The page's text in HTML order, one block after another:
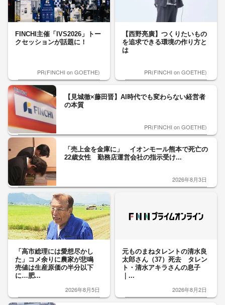
FINCHI主催「IVS2026」トー
クセッションが話題に！
PR(FINCHI on GOETHE)
【西野亮廣】つくりたいもの
を追求できる環境の作り方と
は
PR(FINCHI on GOETHE)
【見城徹×藤田晋】AI時代でも変わらない経営者
の本質
PR(FINCHI on GOETHE)
「売上金を金庫に」 イオンモール熊本で死亡の
22歳女性 勤務店運営会社の指示受け...
2026年8月3日
「高市総理には愛想尽かし
た」コメ余りに農家が悲鳴
売値は生産原価の半分以下
に…肥...
2026年8月5日
元ものまねタレントの清水良
太郎さん（37）死去 タレン
ト・清水アキラさんの息子
｜...
2026年8月2日